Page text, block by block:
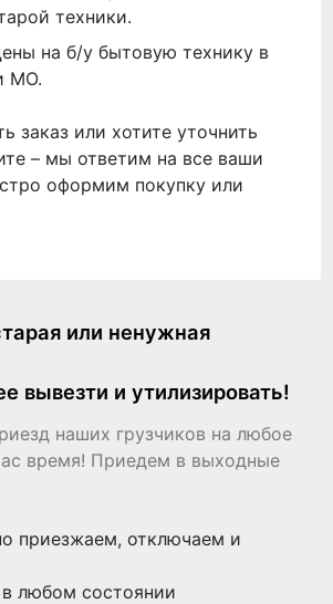
техники.
на б/у бытовую технику в
МО.
заказ или хотите уточнить
– мы ответим на все ваши
оформим покупку или
или ненужная
вывезти и утилизировать!
наших грузчиков на любое
время! Приедем в выходные
приезжаем, отключаем и
любом состоянии